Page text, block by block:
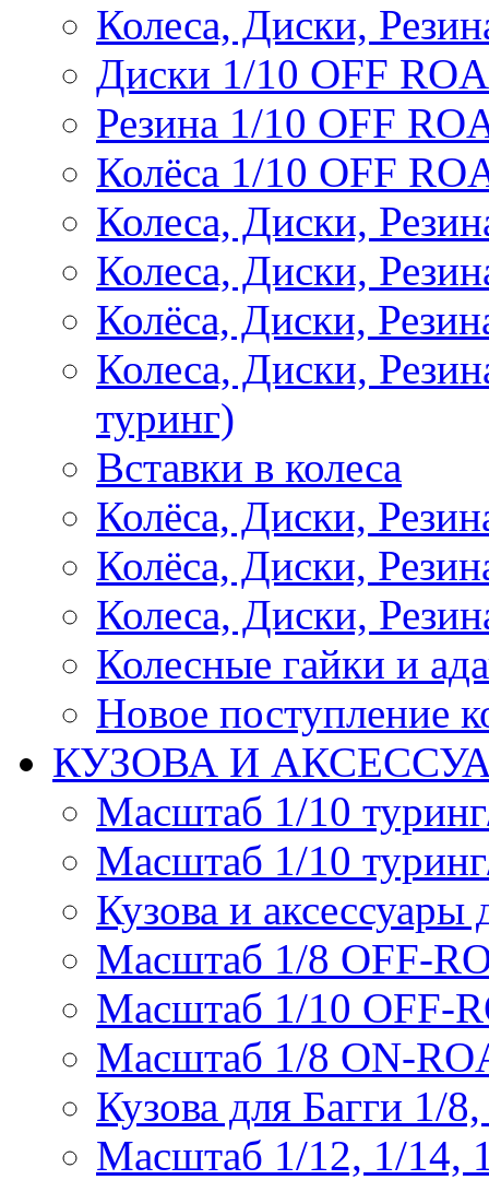
Колеса, Диски,
Диски 1/10 OFF
Резина 1/10 OFF
Колёса 1/10 OFF
Колеса, Диски,
Колеса, Диски,
Колёса, Диски,
Колеса, Диски,
туринг)
Вставки в колеса
Колёса, Диски,
Колёса, Диски,
Колеса, Диски,
Колесные гайки и
Новое поступление
КУЗОВА И
Масштаб 1/10
Масштаб 1/10
Кузова и
Масштаб 1/8 OFF-
Масштаб 1/10 OFF-
Масштаб 1/8 ON-
Кузова для Багги 1/
Масштаб 1/12, 1/14,